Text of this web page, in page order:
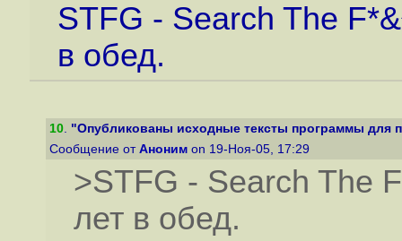
STFG - Search The
в обед.
10. "Опубликованы исходные тексты программы для
Сообщение от Аноним on 19-Ноя-05, 17:29
>STFG - Search The
лет в обед.